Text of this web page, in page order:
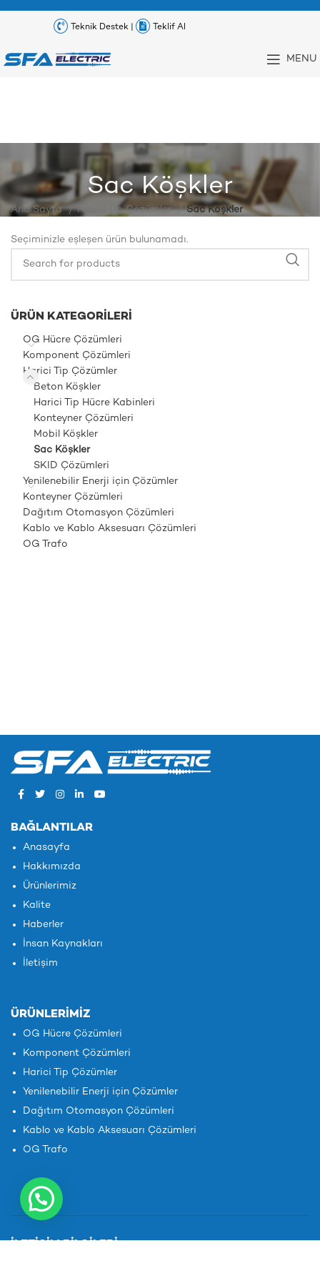
Teknik Destek | Teklif Al
MENU
Sac Köşkler
ÜRÜN KATEGORILERI
OG Hücre Çözümleri
Komponent Çözümleri
Harici Tip Çözümler
Beton Köşkler
Harici Tip Hücre Kabinleri
Konteyner Çözümleri
Mobil Köşkler
Sac Köşkler
SKID Çözümleri
Yenilenebilir Enerji için Çözümler
Konteyner Çözümleri
Dağıtım Otomasyon Çözümleri
Kablo ve Kablo Aksesuarı Çözümleri
OG Trafo
Ana Sayfa Harici Tip Çözümler Sac Köşkler
Seçiminizle eşleşen ürün bulunamadı.
BAĞLANTILAR
Anasayfa
Hakkımızda
Ürünlerimiz
Kalite
Haberler
İnsan Kaynakları
İletişim
ÜRÜNLERIMIZ
OG Hücre Çözümleri
Komponent Çözümleri
Harici Tip Çözümler
Yenilenebilir Enerji için Çözümler
Dağıtım Otomasyon Çözümleri
Kablo ve Kablo Aksesuarı Çözümleri
OG Trafo